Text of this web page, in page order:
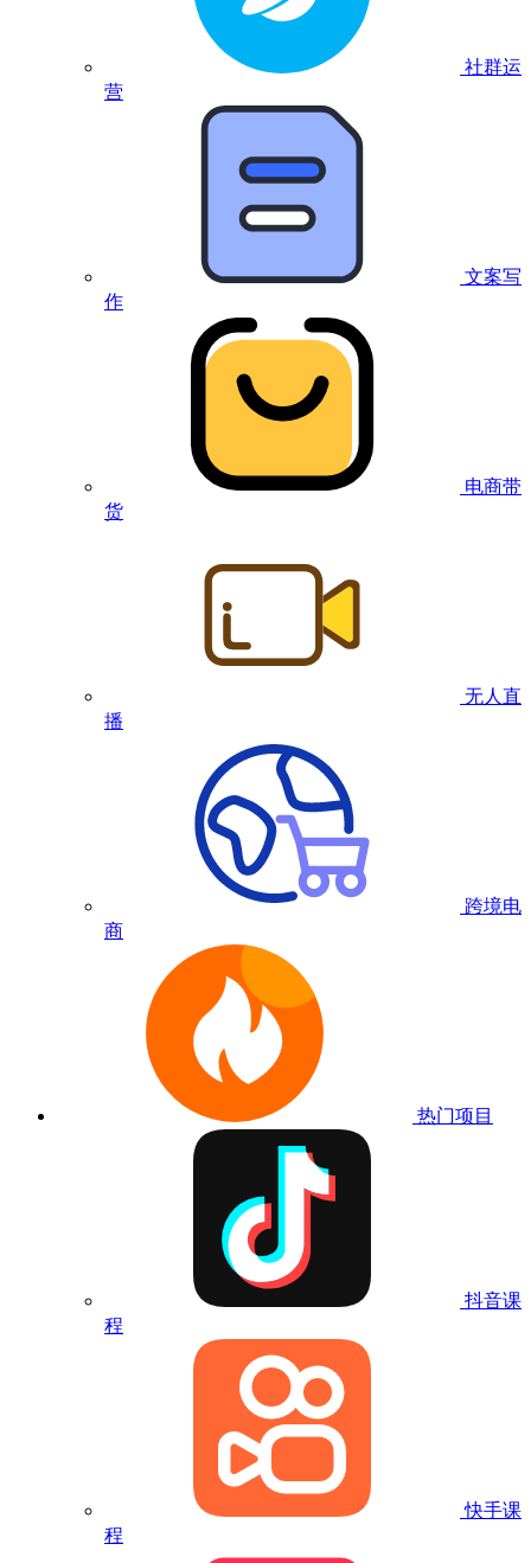
社群运
营
文案写
作
电商带
货
无人直
播
跨境电
商
热门项目
抖音课
程
快手课
程